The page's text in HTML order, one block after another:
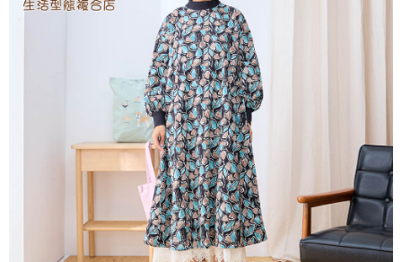
【「AFTEE先享後付」結帳流程】
１．於結帳方式選擇「AFTEE先享後付」後，將跳轉至「AFTEE先享後付」
結帳頁面，進行簡訊認證並確認金額後，即可完成結帳。
２．訂單成立數日內，您將收到繳費通知簡訊。
３．收到繳費通知簡訊後14天內，點擊此簡訊中的連結，可透過四大超商／
ATM／網路銀行／等多元方式進行付款，方視為交易完成。
※ 請注意：結帳手續完成當下不需立刻繳費，但若您需要取消訂單，請聯絡
購買商品的店家。未經商家同意取消之訂單仍視為有效，需透過AFTEE先享
後付繳納相關費用。
※ 交易是否成功請以「AFTEE先享後付 」之結帳頁面顯示為準，若有關於
是否繳費成功／繳費後需取消欲退款等相關疑問，請聯繫「AFTEE先享後付
https://netprotections.freshdesk.com/support/home
【注意事項】
１．透過由恩沛科技股份有限公司提供之「AFTEE先享後付」服務完成之交
易，需依本服務之必要範圍內提供個人資料，並將交易相關給付款項請求債
每筆NT$60，滿NT$1,800(含以上)免運費
每筆NT$60，滿NT$1,800(含以上)免運費
每筆NT$60，滿NT$2,000(含以上)免運費
每筆NT$60，滿NT$2,000(含以上)免運費
黑貓宅急便(包裹尺寸60cm以下)
每筆NT$100，滿NT$2,000(含以上)免運費